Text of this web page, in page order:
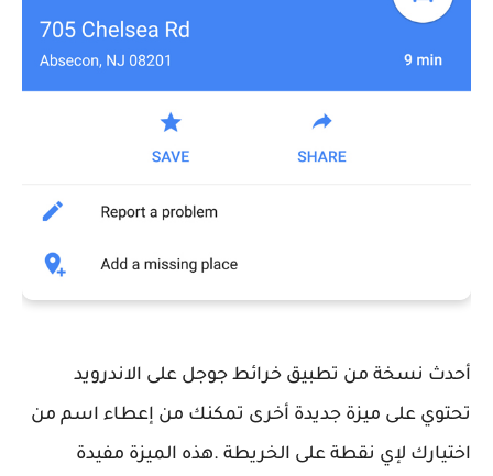
أحدث نسخة من تطبيق خرائط جوجل على الاندرويد
تحتوي على ميزة جديدة أخرى تمكنك من إعطاء اسم من
اختيارك لإي نقطة على الخريطة .هذه الميزة مفيدة